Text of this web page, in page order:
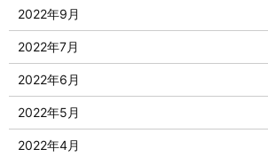
2022年9月
2022年7月
2022年6月
2022年5月
2022年4月